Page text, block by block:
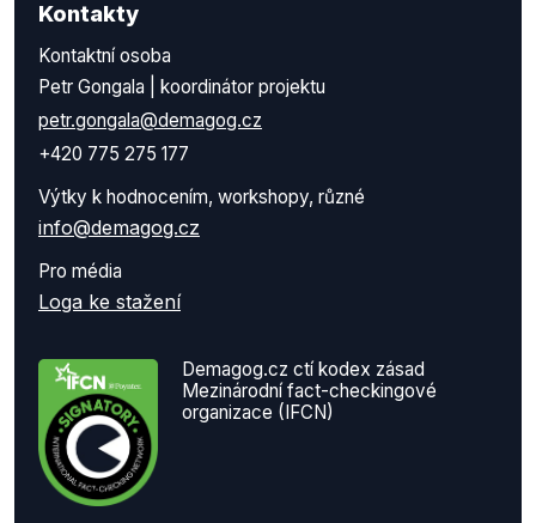
Kontakty
Kontaktní osoba
Petr Gongala | koordinátor projektu
petr.gongala@demagog.cz
+420 775 275 177
Výtky k hodnocením, workshopy, různé
info@demagog.cz
Pro média
Loga ke stažení
Demagog.cz ctí kodex zásad
Mezinárodní fact-checkingové
organizace (IFCN)